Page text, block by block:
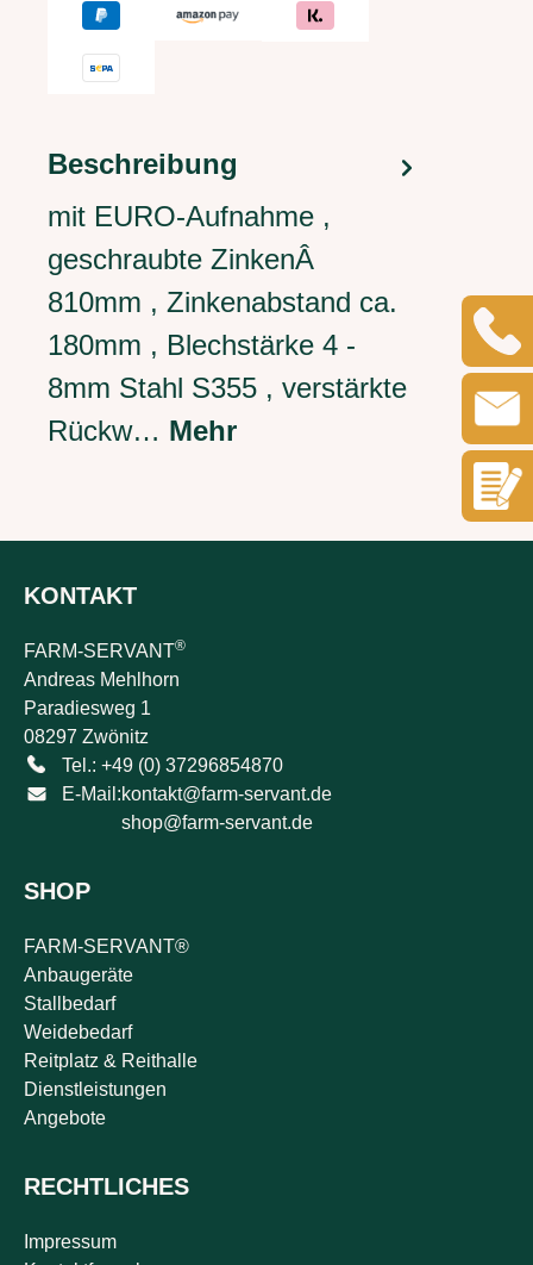
Beschreibung
mit EURO-Aufnahme ,
geschraubte ZinkenÂ
810mm , Zinkenabstand ca.
180mm , Blechstärke 4 -
8mm Stahl S355 , verstärkte
Rückw… Mehr
KONTAKT
FARM-SERVANT®
Andreas Mehlhorn
Paradiesweg 1
08297 Zwönitz
Tel.: +49 (0) 37296854870
E-Mail:kontakt@farm-servant.de
shop@farm-servant.de
SHOP
FARM-SERVANT®
Anbaugeräte
Stallbedarf
Weidebedarf
Reitplatz & Reithalle
Dienstleistungen
Angebote
RECHTLICHES
Impressum